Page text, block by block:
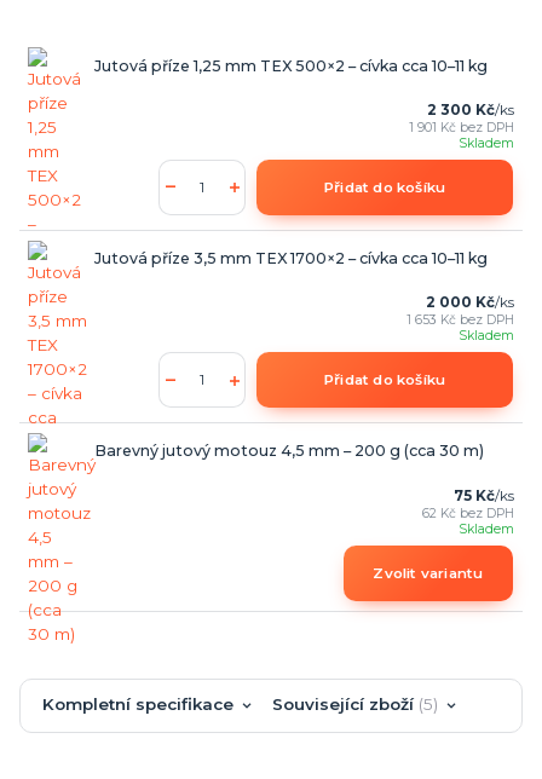
Jutová příze 1,25 mm TEX 500×2 – cívka cca 10–11 kg
2 300 Kč/ks
1 901 Kč bez DPH
Skladem
Přidat do košíku
Jutová příze 3,5 mm TEX 1700×2 – cívka cca 10–11 kg
2 000 Kč/ks
1 653 Kč bez DPH
Skladem
Přidat do košíku
Barevný jutový motouz 4,5 mm – 200 g (cca 30 m)
75 Kč/ks
62 Kč bez DPH
Skladem
Zvolit variantu
Kompletní specifikace Související zboží 5